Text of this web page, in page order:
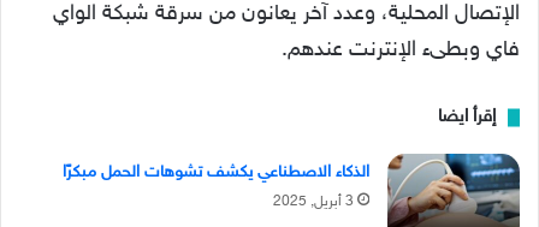
الإتصال المحلية، وعدد آخر يعانون من سرقة شبكة الواي
فاي وبطىء الإنترنت عندهم.
إقرأ ايضا
الذكاء الاصطناعي يكشف تشوهات الحمل مبكرًا
3 أبريل, 2025